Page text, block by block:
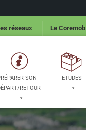
réseaux Le Coremob
SON
RETOUR
ETUDES